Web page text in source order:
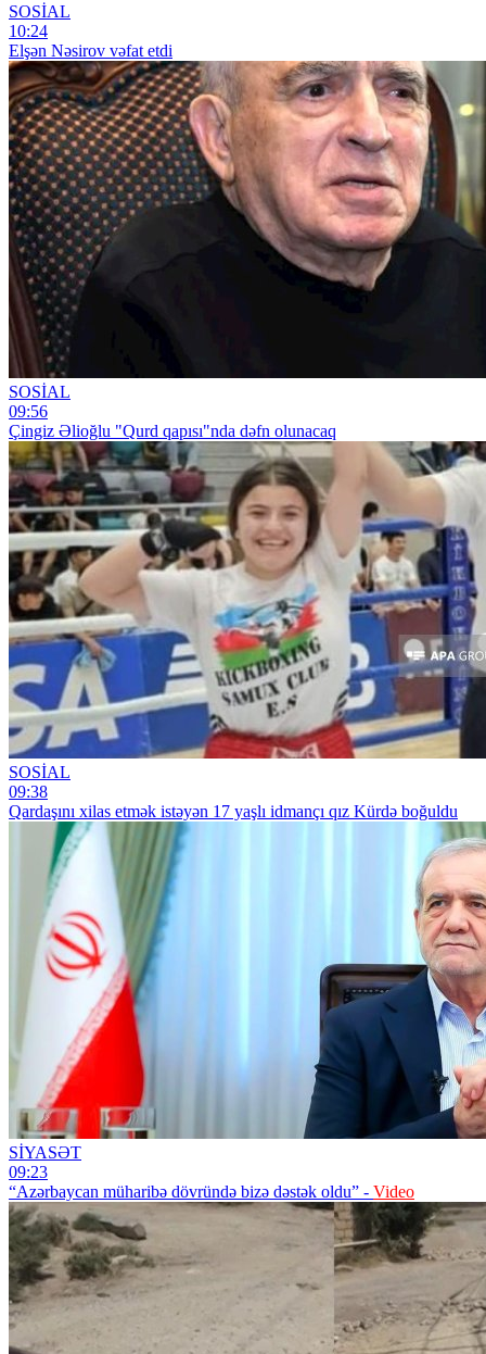
SOSİAL
10:24
Elşən Nəsirov vəfat etdi
SOSİAL
09:56
Çingiz Əlioğlu "Qurd qapısı"nda dəfn olunacaq
SOSİAL
09:38
Qardaşını xilas etmək istəyən 17 yaşlı idmançı qız Kürdə boğuldu
SİYASƏT
09:23
“Azərbaycan müharibə dövründə bizə dəstək oldu” - Video